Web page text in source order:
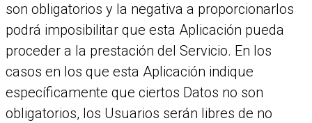
son obligatorios y la negativa a proporcionarlos
podrá imposibilitar que esta Aplicación pueda
proceder a la prestación del Servicio. En los
casos en los que esta Aplicación indique
específicamente que ciertos Datos no son
obligatorios, los Usuarios serán libres de no